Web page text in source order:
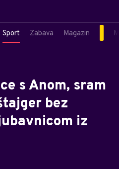
Sport Zabava Magazin
s Anom, sram
bez
iz